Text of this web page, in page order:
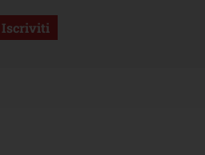
Iscriviti